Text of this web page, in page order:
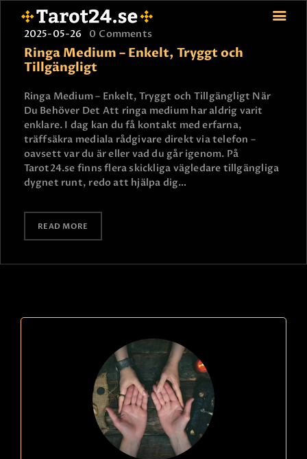
HEM
ASTROLOGI
STJÄRNTECKEN
TAROT
SPÅDAM-SIERSKA
JOBBA SOM SPÅDAM
BETALNING
2025-05-26 0 Comments
Ringa Medium – Enkelt, Tryggt och
Tillgängligt
Ringa Medium – Enkelt, Tryggt och Tillgängligt När
Du Behöver Det Att ringa medium har aldrig varit
enklare. I dag kan du få kontakt med erfarna,
träffsäkra mediala rådgivare direkt via telefon –
oavsett var du är eller vad du går igenom. På
Tarot24.se finns flera skickliga vägledare tillgängliga
dygnet runt, redo att hjälpa dig…
READ MORE